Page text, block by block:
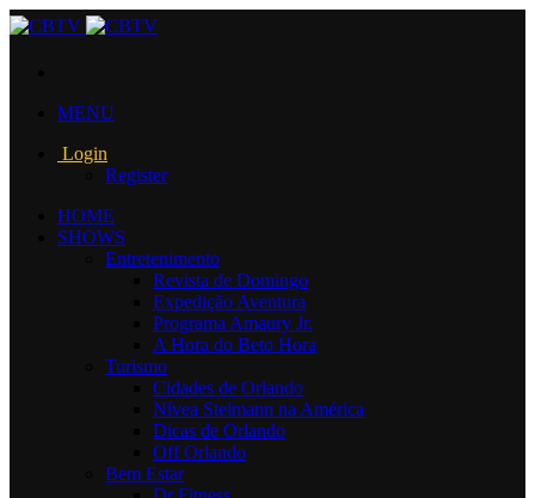
MENU
Login
Register
HOME
SHOWS
Entretenimento
Revista de Domingo
Expedição Aventura
Programa Amaury Jr.
A Hora do Beto Hora
Turismo
Cidades de Orlando
Nívea Stelmann na América
Dicas de Orlando
Off Orlando
Bem Estar